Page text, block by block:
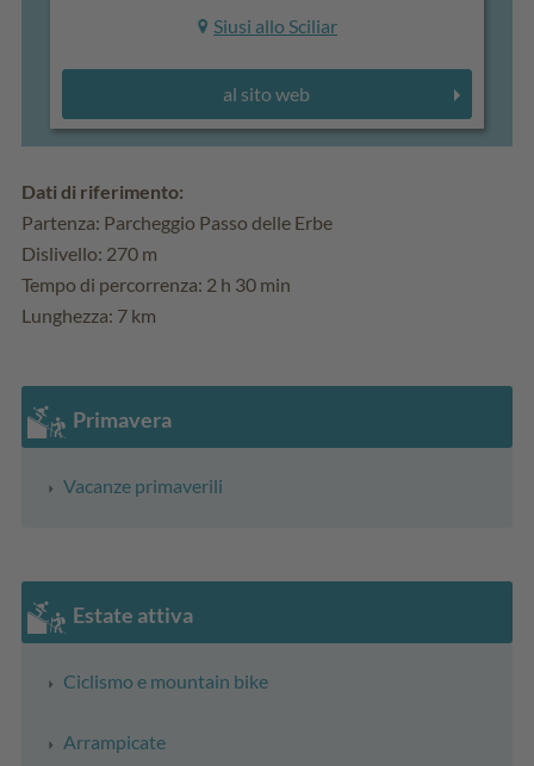
Siusi allo Sciliar
al sito web
Dati di riferimento:
Partenza: Parcheggio Passo delle Erbe
Dislivello: 270 m
Tempo di percorrenza: 2 h 30 min
Lunghezza: 7 km
Primavera
Vacanze primaverili
Estate attiva
Ciclismo e mountain bike
Arrampicate